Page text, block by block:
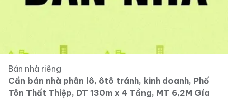
Bán nhà riêng
Cần bán nhà phân lô, ôtô tránh, kinh doanh, Phố
Tôn Thất Thiệp, DT 130m x 4 Tầng, MT 6,2M Gía